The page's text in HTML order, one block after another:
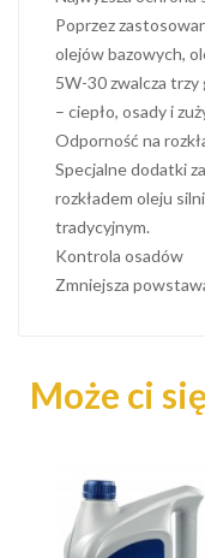
Poprzez
olejów bazowych,
5W-30 zwalcza trzy
– ciepło, osady i
Odporność na
Specjalne dodatki
rozkładem oleju
tradycyjnym.
Kontrola osadów
Zmniejsza
Może ci